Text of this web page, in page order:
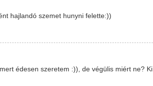
hajlandó szemet hunyni felette:))
édesen szeretem :)), de végülis miért ne? Ki